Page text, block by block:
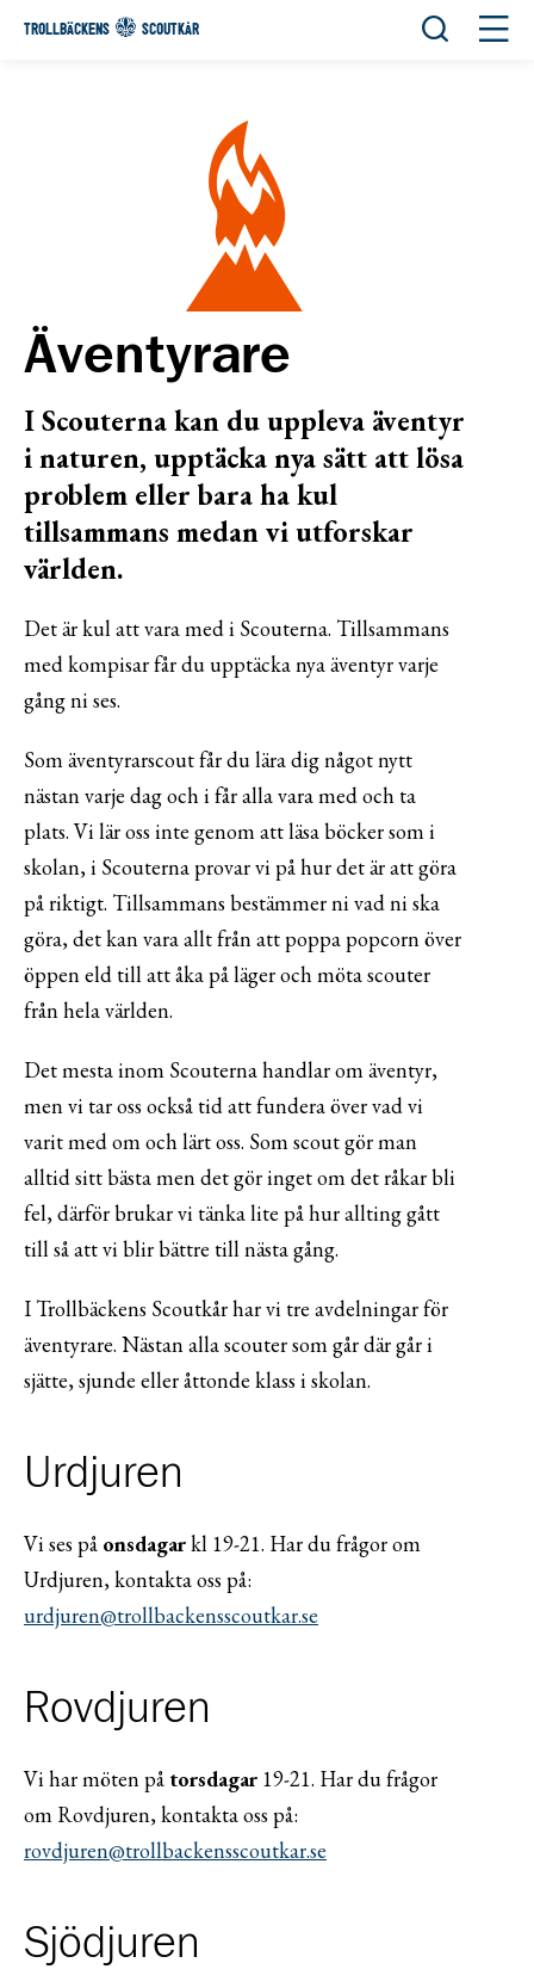
TROLLBÄCKENS SCOUTKÅR Öppna
Äventyrare
I Scouterna kan du uppleva äventyr
i naturen, upptäcka nya sätt att lösa
problem eller bara ha kul
tillsammans medan vi utforskar
världen.
Det är kul att vara med i Scouterna. Tillsammans
med kompisar får du upptäcka nya äventyr varje
gång ni ses.
Som äventyrarscout får du lära dig något nytt
nästan varje dag och i får alla vara med och ta
plats. Vi lär oss inte genom att läsa böcker som i
skolan, i Scouterna provar vi på hur det är att göra
på riktigt. Tillsammans bestämmer ni vad ni ska
göra, det kan vara allt från att poppa popcorn över
öppen eld till att åka på läger och möta scouter
från hela världen.
Det mesta inom Scouterna handlar om äventyr,
men vi tar oss också tid att fundera över vad vi
varit med om och lärt oss. Som scout gör man
alltid sitt bästa men det gör inget om det råkar bli
fel, därför brukar vi tänka lite på hur allting gått
till så att vi blir bättre till nästa gång.
I Trollbäckens Scoutkår har vi tre avdelningar för
äventyrare. Nästan alla scouter som går där går i
sjätte, sjunde eller åttonde klass i skolan.
Urdjuren
Vi ses på onsdagarkl 19-21. Har du frågor om
Urdjuren, kontakta oss på:
urdjuren@trollbackensscoutkar.se
Rovdjuren
Vi har möten på torsdagar 19-21. Har du frågor
om Rovdjuren, kontakta oss på:
rovdjuren@trollbackensscoutkar.se
Sjödjuren